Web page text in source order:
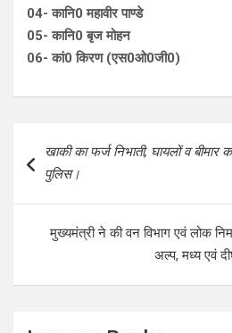
04- कानि0 महावीर पाण्डे
05- कानि0 बृज मोहन
06- कां0 किरण (एस0ओ0जी0)
navigation
खाकी का फर्ज निभाती, घायलों व बीमार
पुलिस।
मुख्यमंत्री ने की वन विभाग एवं लोक
अल्प, मध्य एवं